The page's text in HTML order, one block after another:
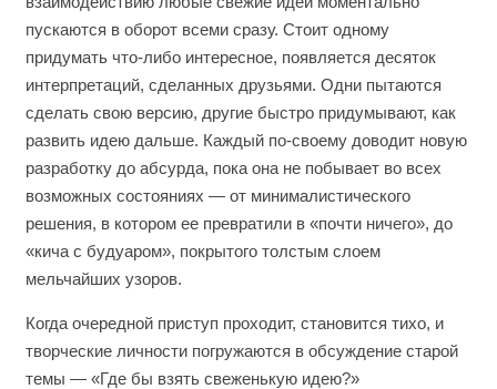
пускаются в оборот всеми сразу. Стоит одному
придумать что-либо интересное, появляется десяток
интерпретаций, сделанных друзьями. Одни пытаются
сделать свою версию, другие быстро придумывают, как
развить идею дальше. Каждый по-своему доводит новую
разработку до абсурда, пока она не побывает во всех
возможных состояниях — от минималистического
решения, в котором ее превратили в «почти ничего», до
«кича с будуаром», покрытого толстым слоем
мельчайших узоров.
Когда очередной приступ проходит, становится тихо, и
творческие личности погружаются в обсуждение старой
темы — «Где бы взять свеженькую идею?»